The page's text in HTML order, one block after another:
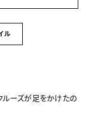
ル
ルーズが足をかけたの